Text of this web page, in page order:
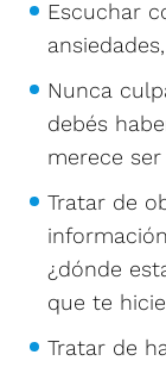
Escuchar
Nunca
debés
merece
Tratar de
¿dónde
que te
Tratar de